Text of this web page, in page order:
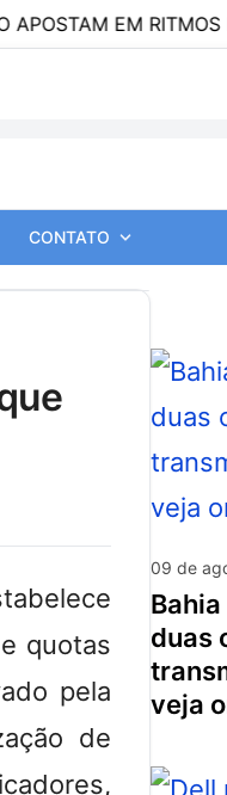
EM RITMOS
CONTATO
quotas
pela
de
09 de
bahia x vasco tem
duas
veja